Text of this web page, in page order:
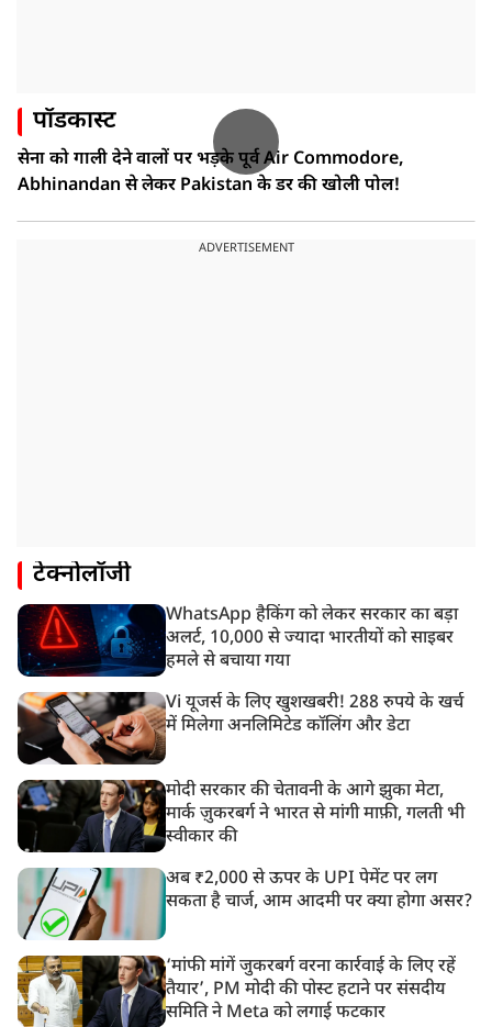
पॉडकास्ट
सेना को गाली देने वालों पर भड़के पूर्व Air Commodore,
Abhinandan से लेकर Pakistan के डर की खोली पोल!
ADVERTISEMENT
टेक्नोलॉजी
WhatsApp हैकिंग को लेकर सरकार का बड़ा
अलर्ट, 10,000 से ज्यादा भारतीयों को साइबर
हमले से बचाया गया
Vi यूजर्स के लिए खुशखबरी! 288 रुपये के खर्च
में मिलेगा अनलिमिटेड कॉलिंग और डेटा
मोदी सरकार की चेतावनी के आगे झुका मेटा,
मार्क ज़ुकरबर्ग ने भारत से मांगी माफ़ी, गलती भी
स्वीकार की
अब ₹2,000 से ऊपर के UPI पेमेंट पर लग
सकता है चार्ज, आम आदमी पर क्या होगा असर?
‘मांफी मांगें जुकरबर्ग वरना कार्रवाई के लिए रहें
तैयार’, PM मोदी की पोस्ट हटाने पर संसदीय
समिति ने Meta को लगाई फटकार